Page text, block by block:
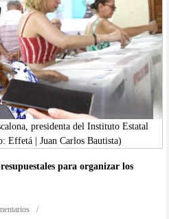
presidenta del Instituto Estatal
Effetá | Juan Carlos Bautista)
para organizar los